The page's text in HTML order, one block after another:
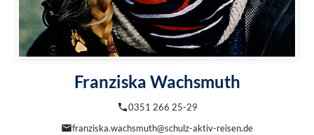
Franziska Wachsmuth
0351 266 25-29
franziska.wachsmuth@schulz-aktiv-reisen.de